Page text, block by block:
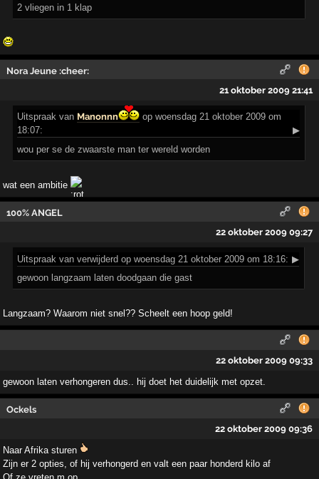
2 vliegen in 1 klap
Nora Jeune :cheer:
21 oktober 2009 21:41
Uitspraak van Manonnn
op woensdag 21 oktober 2009 om
18:07:
▶
wou per se de zwaarste man ter wereld worden
wat een ambitie
100% ANGEL
22 oktober 2009 09:27
Uitspraak van verwijderd op woensdag 21 oktober 2009 om 18:16: ▶
gewoon langzaam laten doodgaan die gast
Langzaam? Waarom niet snel?? Scheelt een hoop geld!
22 oktober 2009 09:33
gewoon laten verhongeren dus.. hij doet het duidelijk met opzet.
Ockels
22 oktober 2009 09:36
Naar Afrika sturen
Zijn er 2 opties, of hij verhongerd en valt een paar honderd kilo af